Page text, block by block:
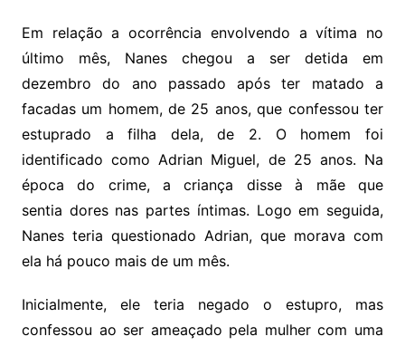
Em relação a ocorrência envolvendo a vítima no
último mês, Nanes chegou a ser detida em
dezembro do ano passado após ter matado a
facadas um homem, de 25 anos, que confessou ter
estuprado a filha dela, de 2. O homem foi
identificado como Adrian Miguel, de 25 anos. Na
época do crime, a criança disse à mãe que
sentia dores nas partes íntimas. Logo em seguida,
Nanes teria questionado Adrian, que morava com
ela há pouco mais de um mês.
Inicialmente, ele teria negado o estupro, mas
confessou ao ser ameaçado pela mulher com uma